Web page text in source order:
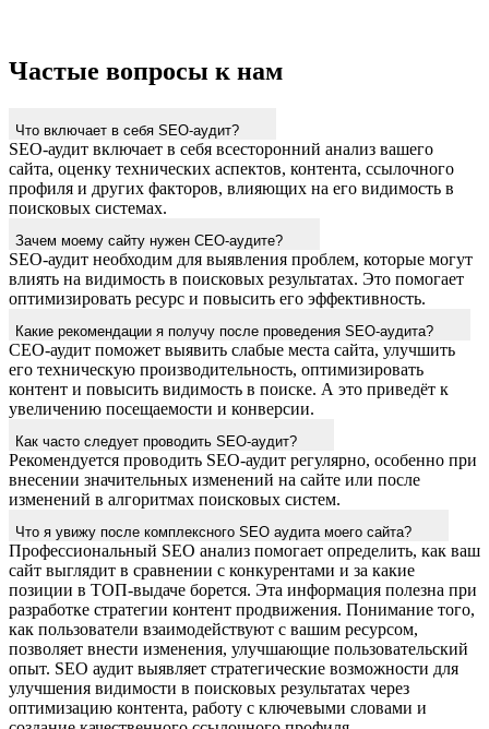
Частые вопросы к нам
Что включает в себя SEO-аудит?
SEO-аудит включает в себя всесторонний анализ вашего
сайта, оценку технических аспектов, контента, ссылочного
профиля и других факторов, влияющих на его видимость в
поисковых системах.
Зачем моему сайту нужен СЕО-аудите?
SEO-аудит необходим для выявления проблем, которые могут
влиять на видимость в поисковых результатах. Это помогает
оптимизировать ресурс и повысить его эффективность.
Какие рекомендации я получу после проведения SEO-аудита?
СЕО-аудит поможет выявить слабые места сайта, улучшить
его техническую производительность, оптимизировать
контент и повысить видимость в поиске. А это приведёт к
увеличению посещаемости и конверсии.
Как часто следует проводить SEO-аудит?
Рекомендуется проводить SEO-аудит регулярно, особенно при
внесении значительных изменений на сайте или после
изменений в алгоритмах поисковых систем.
Что я увижу после комплексного SEO аудита моего сайта?
Профессиональный SEO анализ помогает определить, как ваш
сайт выглядит в сравнении с конкурентами и за какие
позиции в ТОП-выдаче борется. Эта информация полезна при
разработке стратегии контент продвижения. Понимание того,
как пользователи взаимодействуют с вашим ресурсом,
позволяет внести изменения, улучшающие пользовательский
опыт. SEO аудит выявляет стратегические возможности для
улучшения видимости в поисковых результатах через
оптимизацию контента, работу с ключевыми словами и